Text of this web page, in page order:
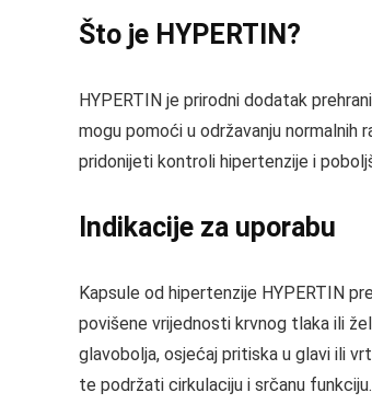
Što je HYPERTIN?
HYPERTIN je prirodni dodatak
mogu pomoći u održavanju normalnih
pridonijeti kontroli hipertenzije i
Indikacije za uporabu
Kapsule od hipertenzije HYPERTIN
povišene vrijednosti krvnog tlaka ili
glavobolja, osjećaj pritiska u glavi ili
te podržati cirkulaciju i srčanu